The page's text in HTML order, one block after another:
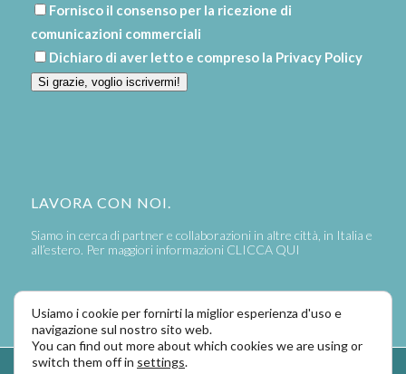
Fornisco il consenso per la ricezione di
comunicazioni commerciali
Dichiaro di aver letto e compreso la Privacy Policy
Si grazie, voglio iscrivermi!
LAVORA CON NOI.
Siamo in cerca di partner e collaborazioni in altre città, in Italia e
all’estero. Per maggiori informazioni CLICCA QUI
Usiamo i cookie per fornirti la miglior esperienza d'uso e
navigazione sul nostro sito web.
You can find out more about which cookies we are using or
switch them off in settings.